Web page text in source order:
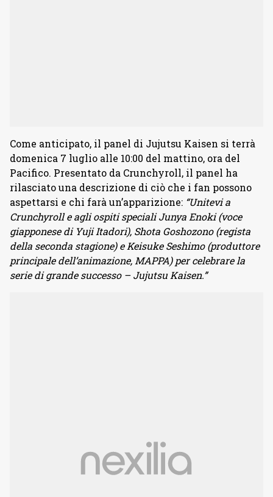
Come anticipato, il panel di Jujutsu Kaisen si terrà
domenica 7 luglio alle 10:00 del mattino, ora del
Pacifico. Presentato da Crunchyroll, il panel ha
rilasciato una descrizione di ciò che i fan possono
aspettarsi e chi farà un’apparizione: “Unitevi a
Crunchyroll e agli ospiti speciali Junya Enoki (voce
giapponese di Yuji Itadori), Shota Goshozono (regista
della seconda stagione) e Keisuke Seshimo (produttore
principale dell’animazione, MAPPA) per celebrare la
serie di grande successo – Jujutsu Kaisen.”